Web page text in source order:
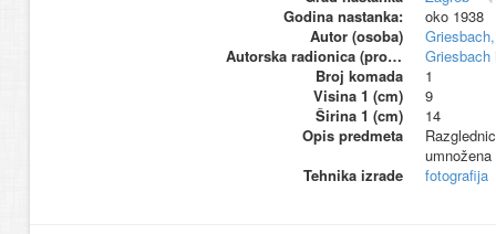
Godina nastanka:
oko 1938
Autor (osoba)
Autorska radionica (proizvođač)
Griesbach
Broj komada
1
Visina 1 (cm)
9
Širina 1 (cm)
14
Opis predmeta
Tehnika izrade
fotografija